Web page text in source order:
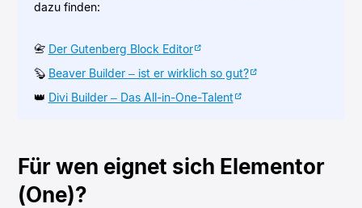
dazu finden:
📇 Der Gutenberg Block Editor
🦫 Beaver Builder – ist er wirklich so gut?
👑 Divi Builder – Das All-in-One-Talent
Für wen eignet sich Elementor
(One)?